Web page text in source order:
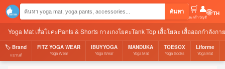
ค้นหา 🛒
ตะกร้า
👤
บัญชี🌐
Yoga Mat เสื่อโยคะPants & Shorts กางเกงโยคะTank Top เสื้อโยคะ เสื้อออกกำลังก
🏷️ Brand
แบรนด์
FITZ YOGA WEAR
Yoga Wear
IBUYYOGA
Yoga Wear
MANDUKA
Yoga Mat
TOESOX
Yoga Socks
Liforme
Yoga Mat